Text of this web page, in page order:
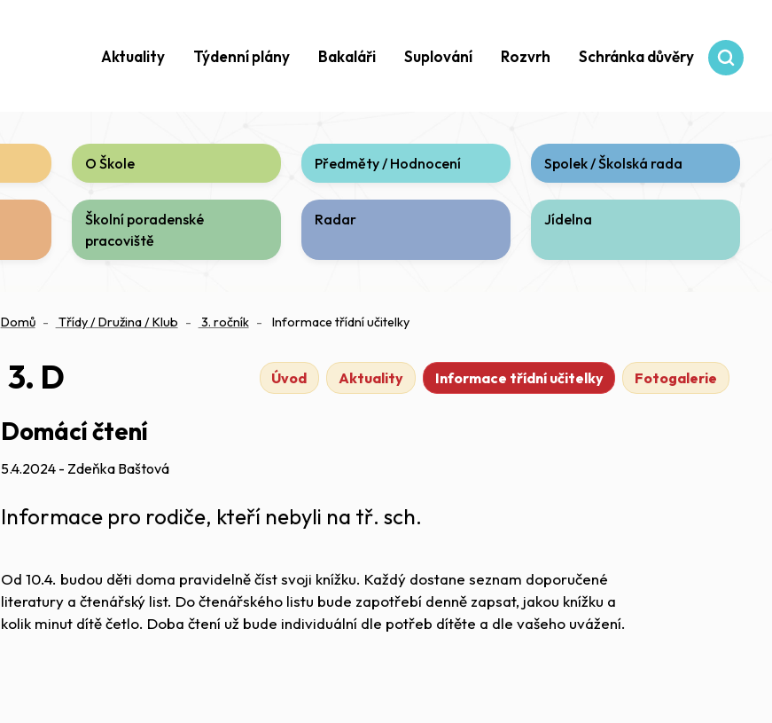
Aktuality Týdenní plány Bakaláři Suplování Rozvrh Schránka důvěry
O Škole Předměty / Hodnocení Spolek / Školská rada
Školní poradenské
pracoviště
Radar Jídelna
Domů Třídy / Družina / Klub 3. ročník Informace třídní učitelky
3. D Úvod Aktuality Informace třídní učitelky Fotogalerie
Domácí čtení
5.4.2024 - Zdeňka Baštová
Informace pro rodiče, kteří nebyli na tř. sch.
Od 10.4. budou děti doma pravidelně číst svoji knížku. Každý dostane seznam doporučené
literatury a čtenářský list. Do čtenářského listu bude zapotřebí denně zapsat, jakou knížku a
kolik minut dítě četlo. Doba čtení už bude individuální dle potřeb dítěte a dle vašeho uvážení.